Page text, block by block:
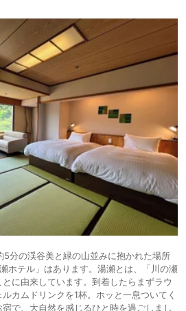
5分の渓谷美と緑の山並みに抱かれた場所
ホテル」はあります。湯瀬とは、「川の瀬
に由来しています。到着したらまずラウ
カムドリンクを1杯。ホッと一息ついてく
で、大自然を感じるひと時を過ごしまし